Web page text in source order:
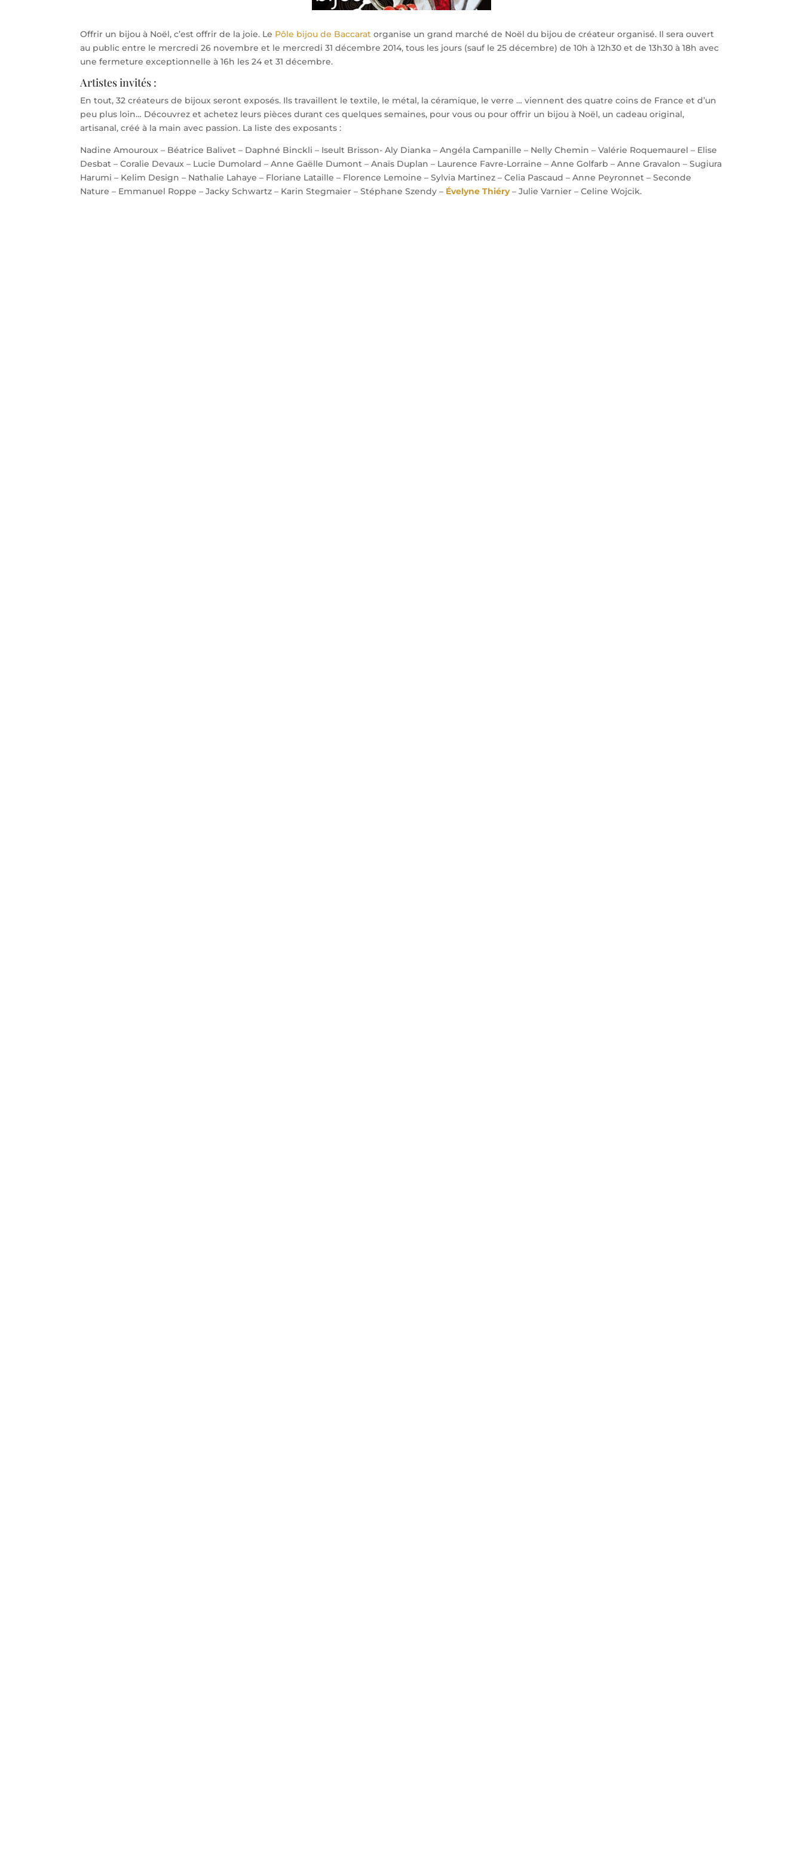
Offrir un bijou à Noël, c’est offrir de la joie. Le Pôle bijou de Baccaratorganise un grand marché de Noël du bijou de créateur organisé. Il sera ouvert
au public entre le mercredi 26 novembre et le mercredi 31 décembre 2014, tous les jours (sauf le 25 décembre) de 10h à 12h30 et de 13h30 à 18h avec
une fermeture exceptionnelle à 16h les 24 et 31 décembre.
Artistes invités :
En tout, 32 créateurs de bijoux seront exposés. Ils travaillent le textile, le métal, la céramique, le verre … viennent des quatre coins de France et d’un
peu plus loin… Découvrez et achetez leurs pièces durant ces quelques semaines, pour vous ou pour offrir un bijou à Noël, un cadeau original,
artisanal, créé à la main avec passion. La liste des exposants :
Nadine Amouroux – Béatrice Balivet – Daphné Binckli – Iseult Brisson- Aly Dianka – Angéla Campanille – Nelly Chemin – Valérie Roquemaurel – Elise
Desbat – Coralie Devaux – Lucie Dumolard – Anne Gaëlle Dumont – Anaïs Duplan – Laurence Favre-Lorraine – Anne Golfarb – Anne Gravalon – Sugiura
Harumi – Kelim Design – Nathalie Lahaye – Floriane Lataille – Florence Lemoine – Sylvia Martinez – Celia Pascaud – Anne Peyronnet – Seconde
Nature – Emmanuel Roppe – Jacky Schwartz – Karin Stegmaier – Stéphane Szendy – Évelyne Thiéry– Julie Varnier – Celine Wojcik.